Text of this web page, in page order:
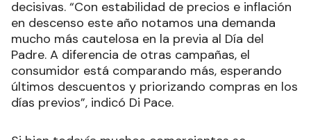
decisivas. “Con estabilidad de precios e inflación
en descenso este año notamos una demanda
mucho más cautelosa en la previa al Día del
Padre. A diferencia de otras campañas, el
consumidor está comparando más, esperando
últimos descuentos y priorizando compras en los
días previos”, indicó Di Pace.